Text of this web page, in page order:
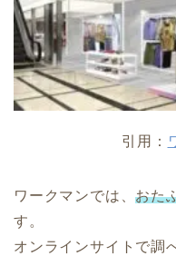
引用：
ワークマンでは、おた
す。
オンラインサイトで調